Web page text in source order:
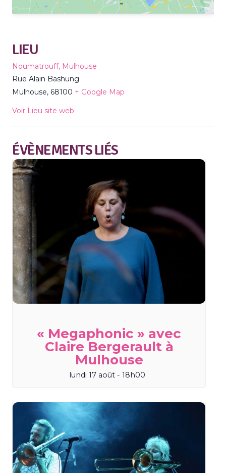
LIEU
Noumatrouff, Mulhouse
Rue Alain Bashung
Mulhouse, 68100 + Google Map
Voir Lieu site web
ÉVÈNEMENTS LIÉS
« Megaphonic » avec
Claire Bergerault à
Mulhouse
lundi 17 août - 18h00